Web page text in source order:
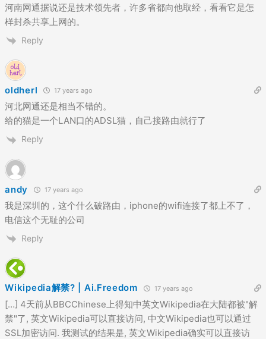
河南网通据说还是技术领先者，许多省都向他取经，看看它是怎
样封杀共享上网的。
Reply
oldherl 17 years ago
河北网通还是相当不错的。
给的猫是一个LAN口的ADSL猫，自己接路由就行了
Reply
andy 17 years ago
我是深圳的，这个什么破路由，iphone的wifi连接了都上不了，
电信这个无耻的公司
Reply
Wikipedia解禁? | Ai.Freedom 17 years ago
[…] 4天前从BBCChinese上得知中英文Wikipedia在大陆都被"解
禁"了, 英文Wikipedia可以直接访问, 中文Wikipedia也可以通过
SSL加密访问. 我测试的结果是, 英文Wikipedia确实可以直接访